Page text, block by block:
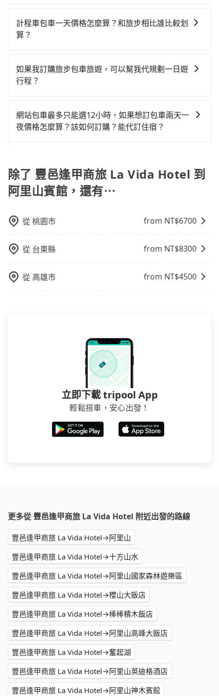
選擇搭乘高鐵而不預約包車，不僅每人至少額外負擔20
元車資，而且更會額外浪費43分鐘在轉乘與等車上，現
交通費用。
差的車款，如果人數超過四位，更是沒有較大的七人座
或九人座可供選擇，而且無人租車最令人詬病的就是車
樣。另外，偶爾也會遇到明明已經預約了時間但上一位
用戶卻遲遲尚未歸還，又或者要還車時卻偏偏找不到停
使用時還是有其區域的限制，實際可停靠的地點與你的
上下車地點仍有段距離，在遇到下雨天或者載行李時，
程車約330輛，數量約為台中市的4%、密度僅雙北的
0.4%，其叫車的難度是雙北市的240倍。再加上台中市
甲商旅 La Vida Hotel到阿里山賓館的跳表小黃可能較為
便宜，但當你們人數超過四位時，叫兩輛計程車的費用
都無法監控或追查。最好別為了省小錢而冒上不必要的
風險。而tripool雇用的司機、使用的車輛以及配合的車
險。最好辨別叫的車是否合法，就看車牌的開頭，只要
不是R或T開頭的車，就一定是違法。
椅及兒童用增高墊供您選購(租借300元/個)，讓您和孩子
出遊時安全更有保障。
計程車包車一天價格怎麼算？和旅步相比誰比較划
算？
格通常是根據時間或距離來計算，而且在不同城市和地
區，價格可能有所不同。另外，計程車包車價格也可能
下，旅步的包車服務價格相對更為透明和具體，一般是
按照包車時間和里程、車型來計費，價格在網站上公開
如果我訂購旅步包車旅遊，可以幫我代規劃一日遊
行程？
時還沒有規劃行程的服務。
網站包車最多只能選12小時，如果想訂包車兩天一
夜價格怎麼算？該如何訂購？能代訂住宿？
的行程。另外，目前旅步只提供接送服務，暫不提供代
訂住宿服務。
除了 豐邑逢甲商旅 La Vida Hotel 到
阿里山賓館，還有⋯
從桃園市 from NT$6700
從 台東縣 from NT$8300
從 高雄市 from NT$4500
立即下載 tripool App
輕鬆搭車，安心出發！
更多從 豐邑逢甲商旅 La Vida Hotel 附近出發的路線
豐邑逢甲商旅 La Vida Hotel→阿里山
豐邑逢甲商旅 La Vida Hotel→十方山水
豐邑逢甲商旅 La Vida Hotel→阿里山國家森林遊樂區
豐邑逢甲商旅 La Vida Hotel→櫻山大飯店
豐邑逢甲商旅 La Vida Hotel→棒棒積木飯店
豐邑逢甲商旅 La Vida Hotel→阿里山高峰大飯店
豐邑逢甲商旅 La Vida Hotel→奮起湖
豐邑逢甲商旅 La Vida Hotel→阿里山英迪格酒店
豐邑逢甲商旅 La Vida Hotel→阿里山神木賓館